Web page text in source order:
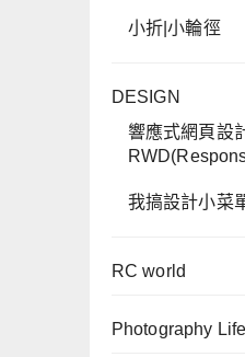
小折|小輪徑
DESIGN
響應式網頁設
我搞設計小菜
RC world
Photography Life